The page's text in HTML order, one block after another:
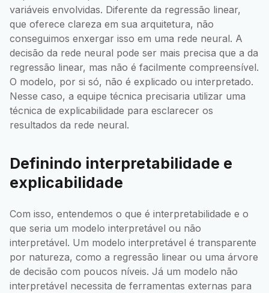
variáveis envolvidas. Diferente da regressão linear,
que oferece clareza em sua arquitetura, não
conseguimos enxergar isso em uma rede neural. A
decisão da rede neural pode ser mais precisa que a da
regressão linear, mas não é facilmente compreensível.
O modelo, por si só, não é explicado ou interpretado.
Nesse caso, a equipe técnica precisaria utilizar uma
técnica de explicabilidade para esclarecer os
resultados da rede neural.
Definindo interpretabilidade e
explicabilidade
Com isso, entendemos o que é interpretabilidade e o
que seria um modelo interpretável ou não
interpretável. Um modelo interpretável é transparente
por natureza, como a regressão linear ou uma árvore
de decisão com poucos níveis. Já um modelo não
interpretável necessita de ferramentas externas para